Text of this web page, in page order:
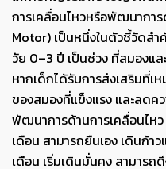
การเคลื่อนไหวหรือพัฒนากา
Motor) เป็นหนึ่งในตัวชี้วัดสำ
วัย 0–3 ปี เป็นช่วง ที่สมองแ
หากเด็กได้รับการส่งเสริมที่เ
ของสมองที่แข็งแรง และลดค
พัฒนาการด้านการเคลื่อนไหว
เดือน สามารถยืนเอง เดินก้า
เดือน เริ่มเดินมั่นคง สามารถ